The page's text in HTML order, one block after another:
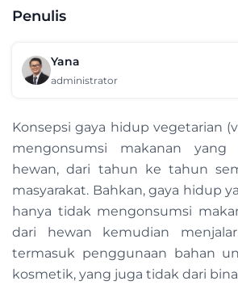
Penulis
Yana
administrator
Konsepsi gaya hidup vegetarian
mengonsumsi makanan yang
hewan, dari tahun ke tahun
masyarakat. Bahkan, gaya hidup
hanya tidak mengonsumsi
dari hewan kemudian
termasuk penggunaan bahan
kosmetik, yang juga tidak dari